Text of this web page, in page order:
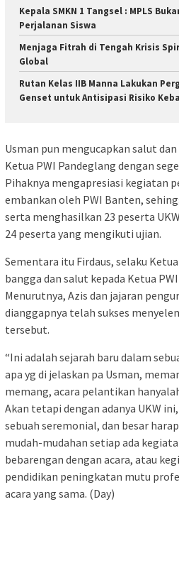
Kepala SMKN 1 Tangsel : MPLS
Perjalanan Siswa
Menjaga Fitrah di Tengah Krisis
Global
Rutan Kelas IIB Manna Lakukan
Genset untuk Antisipasi Risiko
Usman pun mengucapkan salut
Ketua PWI Pandeglang dengan
Pihaknya mengapresiasi kegiatan
embankan oleh PWI Banten,
serta menghasilkan 23 peserta
24 peserta yang mengikuti ujian.
Sementara itu Firdaus, selaku
bangga dan salut kepada Ketua
Menurutnya, Azis dan jajaran
dianggapnya telah sukses
tersebut.
“Ini adalah sejarah baru dalam
apa yg di jelaskan pa Usman,
memang, acara pelantikan
Akan tetapi dengan adanya UKW
sebuah seremonial, dan besar
mudah-mudahan setiap ada
bebarengan dengan acara, atau
pendidikan peningkatan mutu
acara yang sama. (Day)